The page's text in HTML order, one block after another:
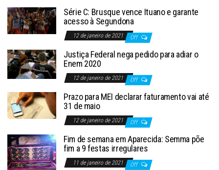
Série C: Brusque vence Ituano e garante
acesso à Segundona
12 de janeiro de 2021 Off
Justiça Federal nega pedido para adiar o
Enem 2020
12 de janeiro de 2021 Off
Prazo para MEI declarar faturamento vai até
31 de maio
12 de janeiro de 2021 Off
Fim de semana em Aparecida: Semma põe
fim a 9 festas irregulares
11 de janeiro de 2021 Off